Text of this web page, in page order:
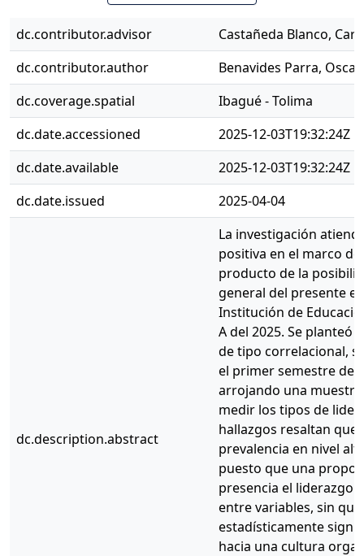
dc.contributor.advisor
Castañeda Blanco,
dc.contributor.author
Benavides Parra,
dc.coverage.spatial
Ibagué - Tolima
dc.date.accessioned
2025-12-03T19:32:24Z
dc.date.available
2025-12-03T19:32:24Z
dc.date.issued
2025-04-04
dc.description.abstract
La investigación
positiva en el marco
producto de la
general del presente
Institución de
A del 2025. Se
de tipo correlacional,
el primer semestre de
arrojando una
medir los tipos de
hallazgos resaltan
prevalencia en nivel
puesto que una
presencia el liderazgo
entre variables, sin
estadísticamente
hacia una cultura